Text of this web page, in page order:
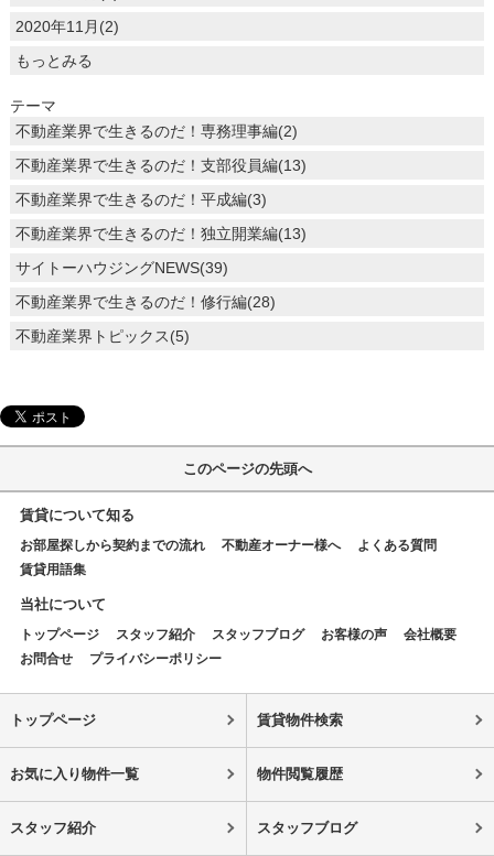
2020年11月(2)
もっとみる
テーマ
不動産業界で生きるのだ！専務理事編(2)
不動産業界で生きるのだ！支部役員編(13)
不動産業界で生きるのだ！平成編(3)
不動産業界で生きるのだ！独立開業編(13)
サイトーハウジングNEWS(39)
不動産業界で生きるのだ！修行編(28)
不動産業界トピックス(5)
このページの先頭へ
賃貸について知る
お部屋探しから契約までの流れ 不動産オーナー様へ
よくある質問
賃貸用語集
当社について
トップページ スタッフ紹介 スタッフブログ お客様の声
会社概要
お問合せ
プライバシーポリシー
トップページ 賃貸物件検索
お気に入り物件一覧 物件閲覧履歴
スタッフ紹介 スタッフブログ